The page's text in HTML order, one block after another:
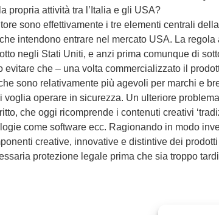
propria attività tra l’Italia e gli USA?
sono effettivamente i tre elementi centrali
intendono entrare nel mercato USA. La
negli Stati Uniti, e anzi prima comunque di
evitare che – una volta commercializzato il
sono relativamente più agevoli per marchi e
operare in sicurezza. Un ulteriore
che oggi ricomprende i contenuti creativi
come software ecc. Ragionando in modo
creative, innovative e distintive dei
protezione legale prima che sia troppo